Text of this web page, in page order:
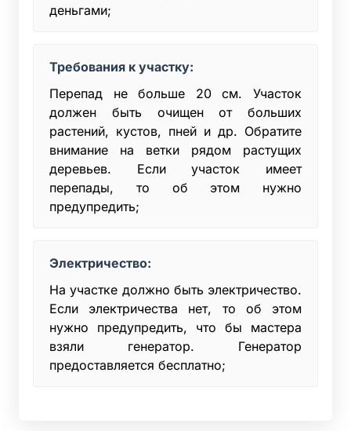
деньгами;
Требования к участку:
Перепад не больше 20 см. Участок
должен быть очищен от больших
растений, кустов, пней и др. Обратите
внимание на ветки рядом растущих
деревьев. Если участок имеет
перепады, то об этом нужно
предупредить;
Электричество:
На участке должно быть электричество.
Если электричества нет, то об этом
нужно предупредить, что бы мастера
взяли генератор. Генератор
предоставляется бесплатно;